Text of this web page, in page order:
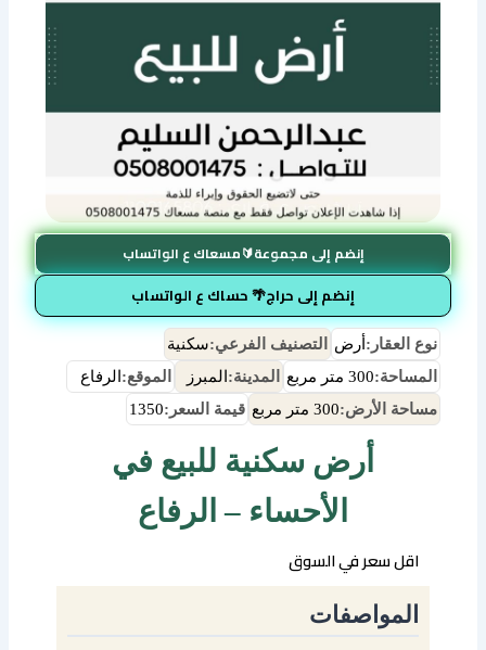
إنضم إلى مجموعة🔰مسعاك ع الواتساب
إنضم إلى حراج🌴 حساك ع الواتساب
نوع العقار: أرض التصنيف الفرعي:سكنية
المساحة:300 متر مربع المدينة: المبرز الموقع: الرفاع
مساحة الأرض:300 متر مربع قيمة السعر:1350
أرض سكنية للبيع في
الأحساء – الرفاع
اقل سعر في السوق
المواصفات